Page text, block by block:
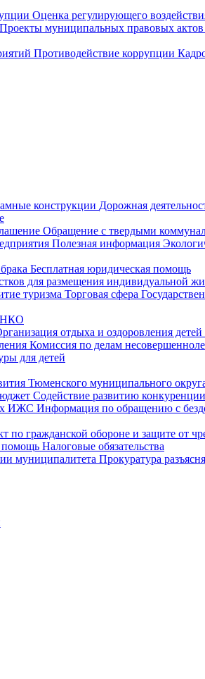
Оценка регулирующего
Проекты муниципальных правовых актов
Противодействие коррупции
конструкции Дорожная
Обращение с твердыми
Полезная информация
Бесплатная юридическая помощь
для размещения индивидуальной
туризма Торговая сфера
НКО
отдыха и оздоровления
Комиссия по делам
для детей
Тюменского муниципального
Содействие развитию конкуренции
ИЖС Информация по обращению с
гражданской обороне и защите от
помощь Налоговые обязательства
муниципалитета Прокуратура